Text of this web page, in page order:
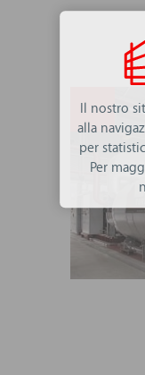
Il nostro
alla
per
Per